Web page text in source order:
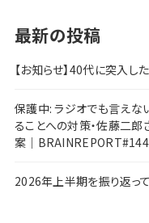
最新の投稿
【お知らせ】40代に突入
保護中: ラジオでも言えな
ることへの対策・佐藤二郎
案｜BRAINREPORT#144
2026年上半期を振り返っ